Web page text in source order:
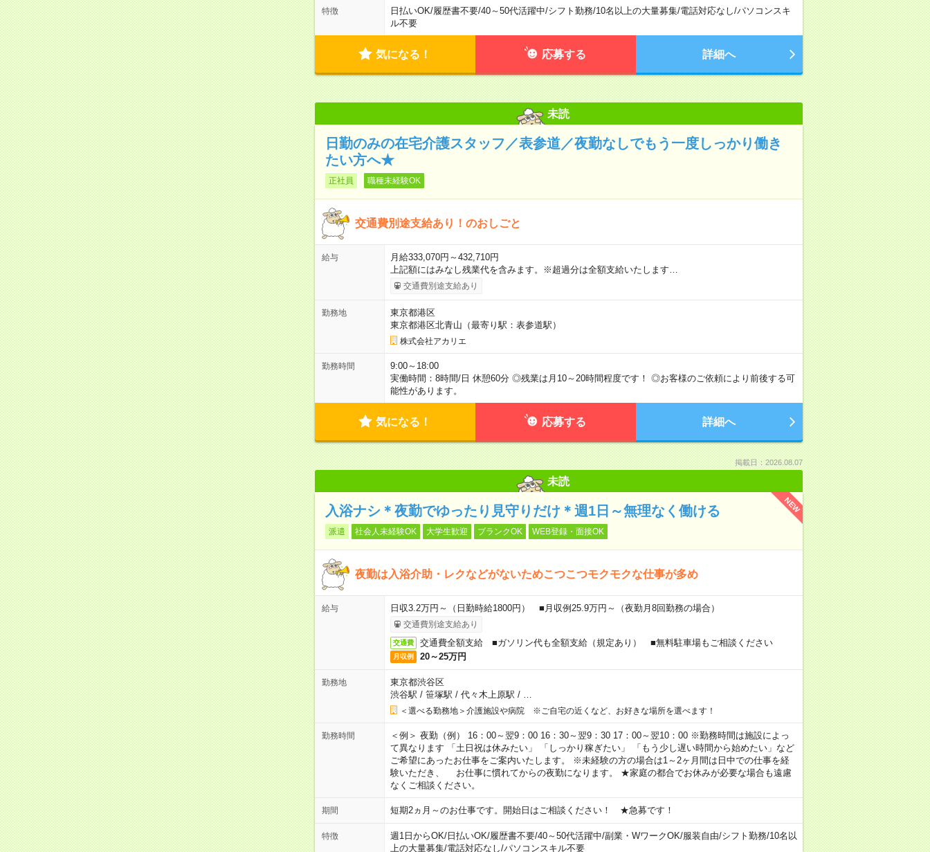
特徴 日払いOK/履歴書不要/40～50代活躍中/シフト勤務/10名以上の大量募集/電話対応なし/パソコンスキ
ル不要
気になる！ 応募する 詳細へ
未読
日勤のみの在宅介護スタッフ／表参道／夜勤なしでもう一度しっかり働き
たい方へ★
正社員 職種未経験OK
交通費別途支給あり！のおしごと
給与
月給333,070円～432,710円
上記額にはみなし残業代を含みます。※超過分は全額支給いたします…
交通費別途支給あり
勤務地
東京都港区
東京都港区北青山（最寄り駅：表参道駅）
株式会社アカリエ
勤務時間
9:00～18:00
実働時間：8時間/日 休憩60分 ◎残業は月10～20時間程度です！ ◎お客様のご依頼により前後する可
能性があります。
気になる！ 応募する 詳細へ
掲載日：2026.08.07
未読
NEW
入浴ナシ＊夜勤でゆったり見守りだけ＊週1日～無理なく働ける
派遣 社会人未経験OK 大学生歓迎 ブランクOK WEB登録・面接OK
夜勤は入浴介助・レクなどがないためこつこつモクモクな仕事が多め
給与 日収3.2万円～（日勤時給1800円） ■月収例25.9万円～（夜勤月8回勤務の場合）
交通費別途支給あり
交通費 交通費全額支給 ■ガソリン代も全額支給（規定あり） ■無料駐車場もご相談ください
月収例 20～25万円
勤務地
東京都渋谷区
渋谷駅 / 笹塚駅 / 代々木上原駅 /
＜選べる勤務地＞介護施設や病院 ※ご自宅の近くなど、お好きな場所を選べます！
勤務時間
＜例＞ 夜勤（例） 16：00～翌9：00 16：30～翌9：30 17：00～翌10：00 ※勤務時間は施設によっ
て異なります 「土日祝は休みたい」 「しっかり稼ぎたい」 「もう少し遅い時間から始めたい」など
ご希望にあったお仕事をご案内いたします。 ※未経験の方の場合は1～2ヶ月間は日中での仕事を経
験いただき、 お仕事に慣れてからの夜勤になります。 ★家庭の都合でお休みが必要な場合も遠慮
なくご相談ください。
期間 短期2ヵ月～のお仕事です。開始日はご相談ください！ ★急募です！
特徴 週1日からOK/日払いOK/履歴書不要/40～50代活躍中/副業・WワークOK/服装自由/シフト勤務/10名以
上の大量募集/電話対応なし/パソコンスキル不要